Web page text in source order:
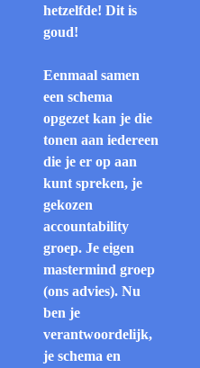
hetzelfde! Dit is
goud!
Eenmaal samen
een schema
opgezet kan je die
tonen aan iedereen
die je er op aan
kunt spreken, je
gekozen
accountability
groep. Je eigen
mastermind groep
(ons advies). Nu
ben je
verantwoordelijk,
je schema en